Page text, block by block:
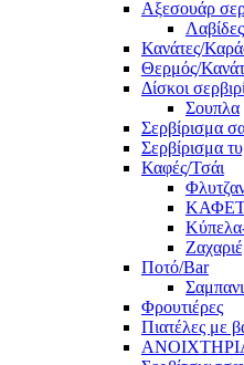
Αξεσουάρ
Κανάτες/
Θερμός/
Δίσκοι
Σουπλα
Σερβίρισμα
Σερβίρισμα
Καφές/Τσάι
Ποτό/Bar
Φρουτιέρες
Πιατέλες με